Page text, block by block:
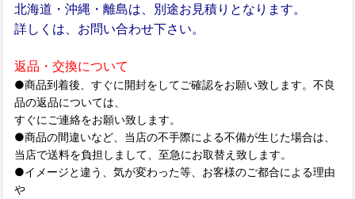
北海道・沖縄・離島は、別途お見積りとなります。
詳しくは、お問い合わせ下さい。
返品・交換について
●商品到着後、すぐに開封をしてご確認をお願い致します。不良
品の返品については、
すぐにご連絡をお願い致します。
●商品の間違いなど、当店の不手際による不備が生じた場合は、
当店で送料を負担しまして、至急にお取替え致します。
●イメージと違う、気が変わった等、お客様のご都合による理由
や